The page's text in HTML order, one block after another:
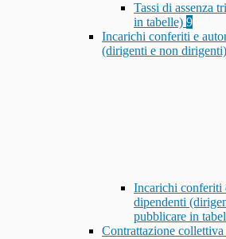
Tassi di assenza
in tabelle) 9
Incarichi conferiti e
(dirigenti e non dirigenti)
Incarichi conferiti
dipendenti
pubblicare in
Contrattazione collettiva